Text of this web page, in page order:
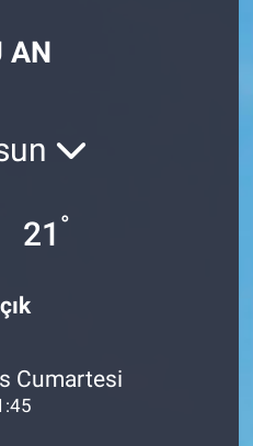
AN
21 °
Cumartesi